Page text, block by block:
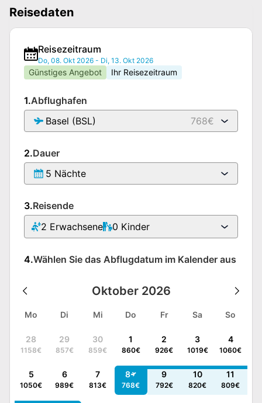
Reisedaten
Reisezeitraum
Do, 08. Okt 2026 - Di, 13. Okt 2026
Günstiges Angebot Ihr Reisezeitraum
1.Abflughafen
Basel (BSL)
768€
2.Dauer
5 Nächte
3.Reisende
2 Erwachsene 0 Kinder
4.Wählen Sie das Abflugdatum im Kalender aus
Oktober 2026
Mo Di Mi Do Fr Sa So
28
1158€
29
857€
30
859€
1
860€
2
926€
3
1019€
4
1060€
5
1050€
6
989€
7
813€
8
768€
9
792€
10
820€
11
809€